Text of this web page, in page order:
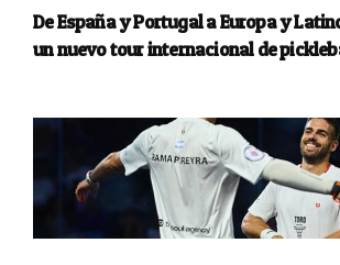
De España y Portugal a Europa y
un nuevo tour internacional de